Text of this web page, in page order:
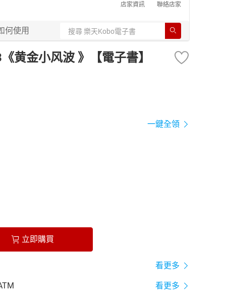
店家資訊 聯絡店家
何使用
黄金小风波 》【電子書】
一鍵全領
立即購買
看更多
看更多